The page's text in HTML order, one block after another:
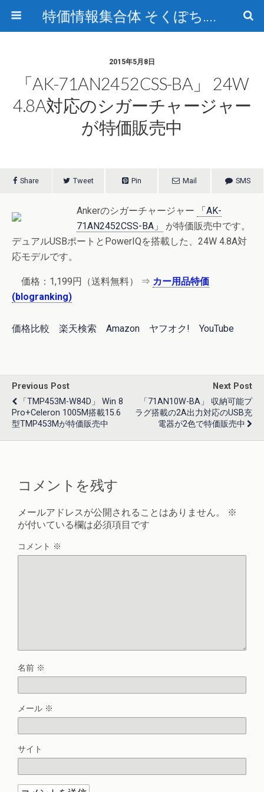
特価情報集合体 そくぽち.com
2015年5月8日
「AK-71AN2452CSS-BA」 24W
4.8A対応のシガーチャージャー
が特価販売中
Share Tweet Pin Mail SMS
Ankerのシガーチャージャー
「AK-
71AN2452CSS-BA」
が特価販売中です。
デュアルUSBポートとPowerIQを搭載した、24W 4.8A対
応モデルです。
価格：1,199円（送料無料） ⇒ カー用品特価
(blogranking)
価格比較 楽天検索 Amazon ヤフオク! YouTube
Previous Post
「TMP453M-W84D」 Win 8
Pro+Celeron 1005M搭載15.6
型TMP453Mが特価販売中
Next Post
「71AN10W-BA」 収納可能プ
ラグ搭載の2A出力対応のUSB充
電器が2色で特価販売中
コメントを残す
メールアドレスが公開されることはありません。
※
が付いている欄は必須項目です
コメント ※
名前 ※
メール ※
サイト